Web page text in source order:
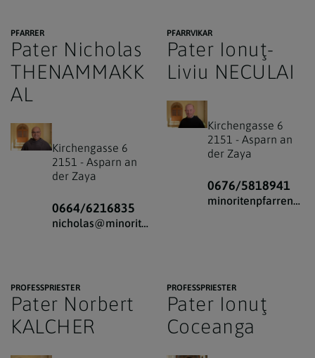
PFARRER
Pater Nicholas
THENAMMAKK
AL
Kirchengasse 6
2151 - Asparn an
der Zaya
0664/6216835
nicholas@minoriten.at
PFARRVIKAR
Pater Ionuţ-
Liviu NECULAI
Kirchengasse 6
2151 -Asparn an
der Zaya
0676/5818941
minoritenpfarren@minoriten.at
PROFESSPRIESTER
Pater Norbert
KALCHER
PROFESSPRIESTER
Pater Ionuţ
Coceanga